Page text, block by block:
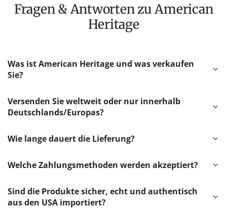
Fragen & Antworten zu American
Heritage
Was ist American Heritage und was verkaufen
Sie?
Versenden Sie weltweit oder nur innerhalb
Deutschlands/Europas?
Wie lange dauert die Lieferung?
Welche Zahlungsmethoden werden akzeptiert?
Sind die Produkte sicher, echt und authentisch
aus den USA importiert?